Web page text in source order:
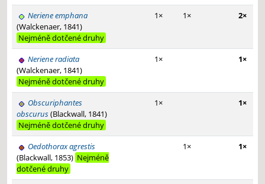
Neriene emphana
(Walckenaer, 1841)
Nejméně dotčené druhy
1× 1× 2×
Neriene radiata
(Walckenaer, 1841)
Nejméně dotčené druhy
1× 1×
Obscuriphantes
obscurus(Blackwall, 1841)
Nejméně dotčené druhy
1× 1×
Oedothorax agrestis
(Blackwall, 1853) Nejméně
dotčené druhy
1× 1×